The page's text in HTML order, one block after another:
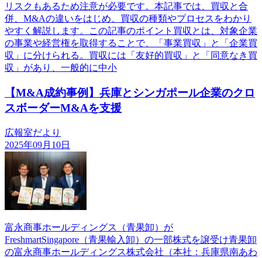
リスクもあるため注意が必要です。本記事では、買収と合
併、M&Aの違いをはじめ、買収の種類やプロセスをわかり
やすく解説します。この記事のポイント買収とは、対象企業
の事業や経営権を取得することで、「事業買収」と「企業買
収」に分けられる。買収には「友好的買収」と「同意なき買
収」があり、一般的に中小
【M&A成約事例】兵庫とシンガポール企業のクロ
スボーダーM&Aを支援
広報室だより
2025年09月10日
富永商事ホールディングス（青果卸）が
FreshmartSingapore（青果輸入卸）の一部株式を譲受け青果卸
の富永商事ホールディングス株式会社（本社：兵庫県南あわ